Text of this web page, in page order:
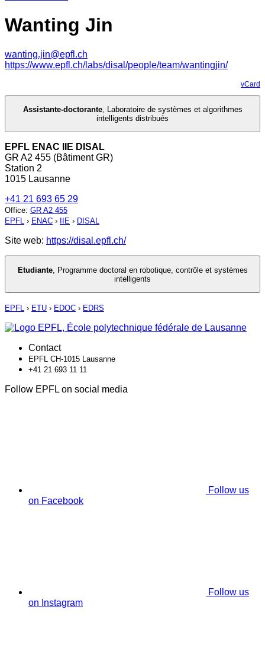
Wanting Jin
wanting.jin@epfl.ch
https://www.epfl.ch/labs/disal/people/team/wantingjin/
vCard
Assistante-doctorante, Laboratoire de systèmes et algorithmes
intelligents distribués
EPFL ENAC IIE DISAL
GR A2 455 (Bâtiment GR)
Station 2
1015 Lausanne
+41 21 693 65 29
Office: GR A2 455
EPFL › ENAC › IIE › DISAL
Site web: https://disal.epfl.ch/
Etudiante, Programme doctoral en robotique, contrôle et systèmes
intelligents
EPFL › ETU › EDOC › EDRS
Contact
EPFL CH-1015 Lausanne
+41 21 693 11 11
Follow EPFL on social media
Follow us
on Facebook
Follow us
on Instagram